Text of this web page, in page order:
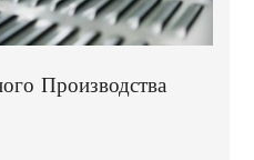
Производства